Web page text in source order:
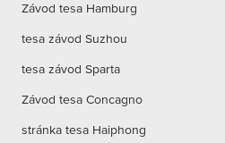
Závod tesa Hamburg
tesa závod Suzhou
tesa závod Sparta
Závod tesa Concagno
stránka tesa Haiphong